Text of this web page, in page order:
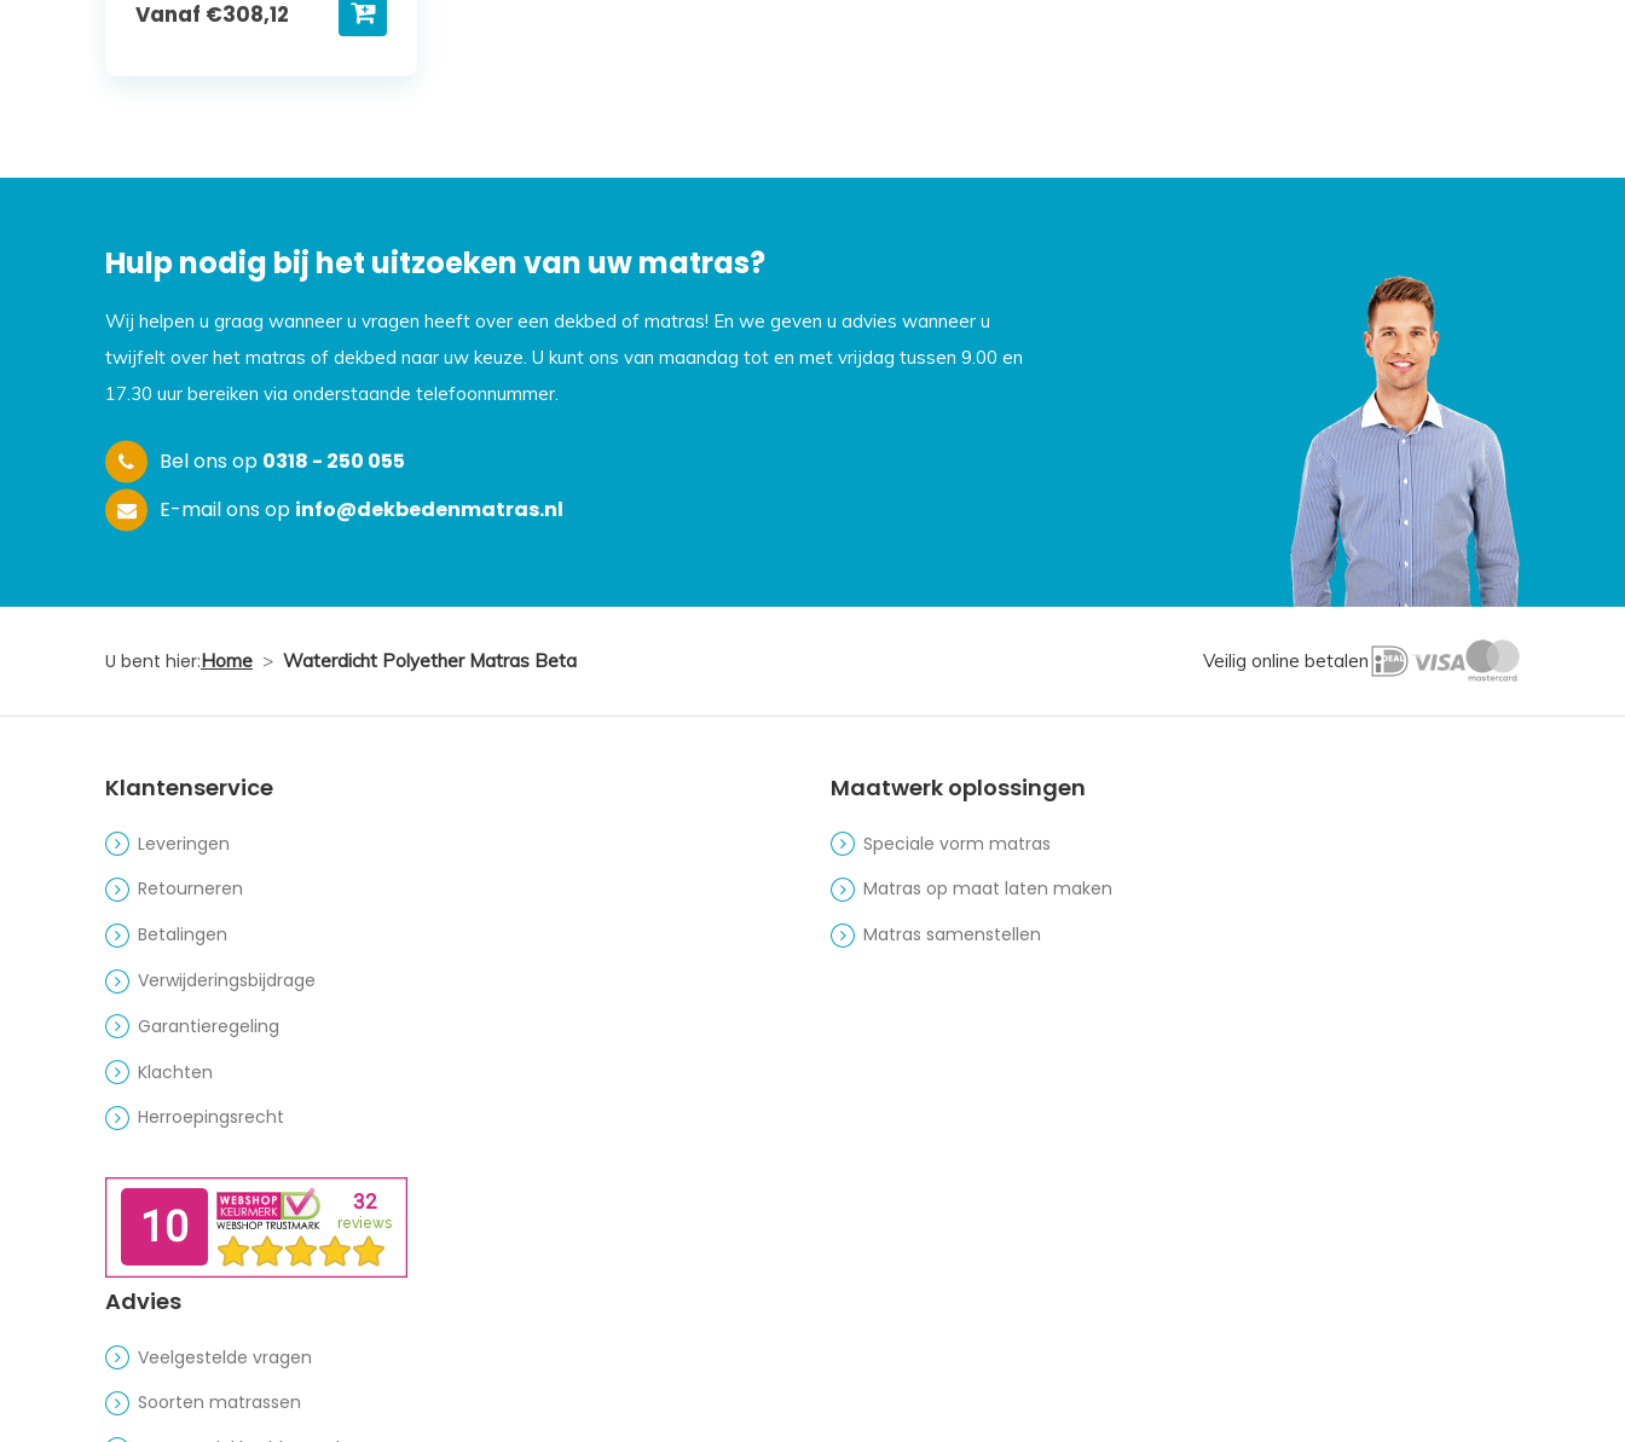
Vanaf €308,12
Hulp nodig bij het uitzoeken van uw matras?
Wij helpen u graag wanneer u vragen heeft over een dekbed of matras! En we geven u advies wanneer u
twijfelt over het matras of dekbed naar uw keuze. U kunt ons van maandag tot en met vrijdag tussen 9.00 en
17.30 uur bereiken via onderstaande telefoonnummer.
Bel ons op 0318 - 250 055
E-mail ons op info@dekbedenmatras.nl
U bent hier:Home > Waterdicht Polyether Matras Beta Veilig online betalen
Klantenservice
Leveringen
Retourneren
Betalingen
Verwijderingsbijdrage
Garantieregeling
Klachten
Herroepingsrecht
Maatwerk oplossingen
Speciale vorm matras
Matras op maat laten maken
Matras samenstellen
Advies
Veelgestelde vragen
Soorten matrassen